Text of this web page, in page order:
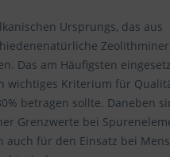
Ursprungs, das aus
Das am Häufigsten
wichtiges Kriterium für
betragen sollte. Daneben
Grenzwerte bei
für den Einsatz bei